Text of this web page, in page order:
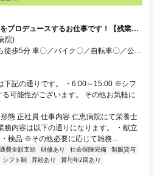
プロデュースするお仕事です！【残業月
助】
院)
自転車〇／公共
下記の通りです。 ・6:00～15:00 ※シフ
る可能性がございます。 その他お気軽に
態 正社員 仕事内容 仁恵病院にて栄養士
務内容は以下の通りになります。 ・献立
検品 ※その他必要に応じて雑務...
費全額支給 研修あり 社会保険完備
制服貸与
シフト制 昇給あり
賞与年2回あり